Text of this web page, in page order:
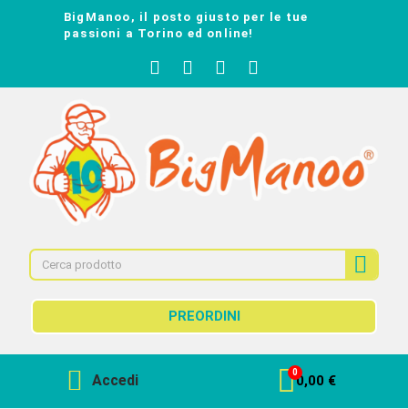
BigManoo, il posto giusto per le tue
passioni a Torino ed online!
PREORDINI
Accedi 0,00 €